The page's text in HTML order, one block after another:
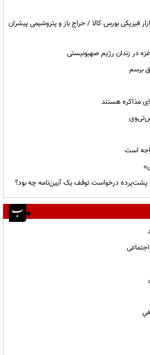
تن کالا در بازار فیزیکی بورس کالا / حراج باز و پتروشیمی پیشران
در زندان رژیم صهیونیستی
برسم
مذاکره هستند
است
پشت‌پرده درخواست توقف یک آیین‌نامه چه بود؟